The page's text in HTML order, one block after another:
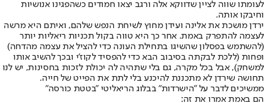
לעומתו שווה לציין שדווקא אלה ורגב יצאו חמודים כשהפגינו אנושיות
וחיבקו אותה.
ירדן מושכת את אלינה ועידן מחוץ לשיחת הנפש שלהם, ואיתם היא מרשה
לעצמה להתפרק באמת. אחר כך היא טווה בקול תכניות ריאליות יותר
(להשתמש בפסלון שהשיגו בתחילת העונה כדי להציל את עצמה מהדחה)
ופחות (ללכת לבקתה בסיבוב הבא כדי להפסיד לקוז'י ובכך להשיב אותו
למשחק), אבל בכל מקרה, גם בלי שתהיה לה יכולת לזכות בחסינות, יש לנו
תחושה שירדן לא מתכננת להיכנע בלי לתת את הפייט של חייה.
ממשיכים לדבר על "הישרדות" בבלוג הריאליטי "בטטת כורסה"
הם באמת אמרו את זה: